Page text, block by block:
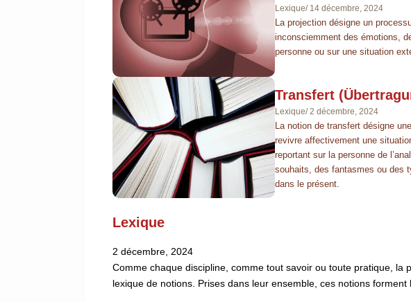
Lexique/ 14 décembre, 2024
La projection désigne un
inconsciemment des émotions,
personne ou sur une situation
Transfert
Lexique/ 2 décembre, 2024
La notion de transfert désigne
revivre affectivement une
reportant sur la personne de
souhaits, des fantasmes ou des
dans le présent.
Lexique
2 décembre, 2024
Comme chaque discipline, comme tout savoir ou toute pratique, la
lexique de notions. Prises dans leur ensemble, ces notions